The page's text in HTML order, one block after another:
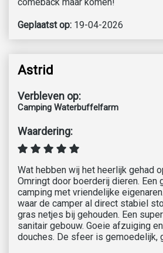
Geplaatst op: 19-04-2026
Astrid
Verbleven op:
Camping Waterbuffelfarm
Waardering:
Wat hebben wij het heerlijk gehad
Omringt door boerderij dieren. Een
camping met vriendelijke
waar de camper al direct stabiel
gras netjes bij gehouden. Een
sanitair gebouw. Goeie afzuiging
douches. De sfeer is gemoedelijk,